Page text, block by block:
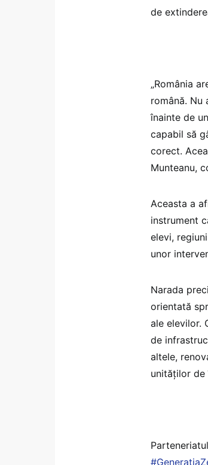
de
„România
română. Nu
înainte de
capabil să
corect.
Munteanu,
Aceasta a
instrument
elevi,
unor
Narada
orientată
ale elevilor.
de
altele,
unităților de